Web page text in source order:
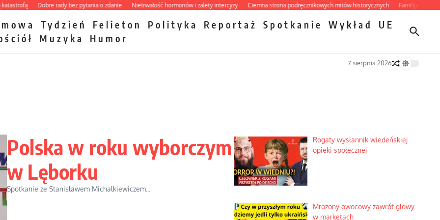
Dobre rady bez pytania o zdanie Nietrwałość hormonów i zalety intercyzy Ciemna strona podręcznikowych mitów historycznych Familijny spór o
Tydzień Felieton Polityka Reportaż Spotkanie Wykład
UE
Muzyka Humor
7 sierpnia 2026
Polska w roku wyborczym
w Lęborku
Spotkanie ze Stanisławem Michalkiewiczem...
Rogaty wysłannik wiedeńskiej
opieki społecznej
Mrożony owocowy zawrót głowy
w marketach